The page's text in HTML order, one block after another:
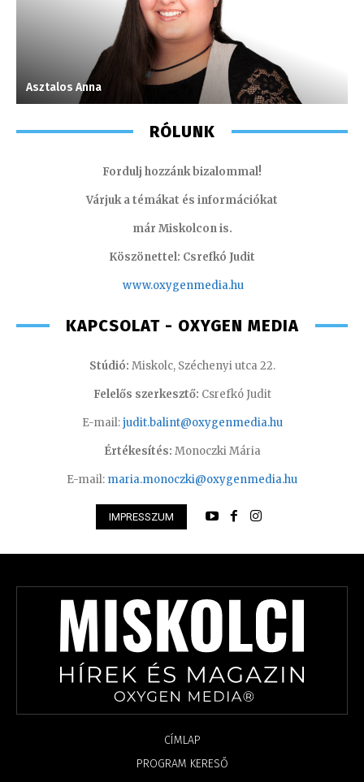
Asztalos Anna
RÓLUNK
Fordulj hozzánk bizalommal!
Várjuk a témákat és információkat
már Miskolcon is.
Köszönettel: Csrefkó Judit
www.oxygenmedia.hu
KAPCSOLAT - OXYGEN MEDIA
Stúdió: Miskolc, Széchenyi utca 22.
Felelős szerkesztő: Csrefkó Judit
E-mail:judit.balint@oxygenmedia.hu
Értékesítés: Monoczki Mária
E-mail: maria.monoczki@oxygenmedia.hu
IMPRESSZUM
CÍMLAP
PROGRAM KERESŐ